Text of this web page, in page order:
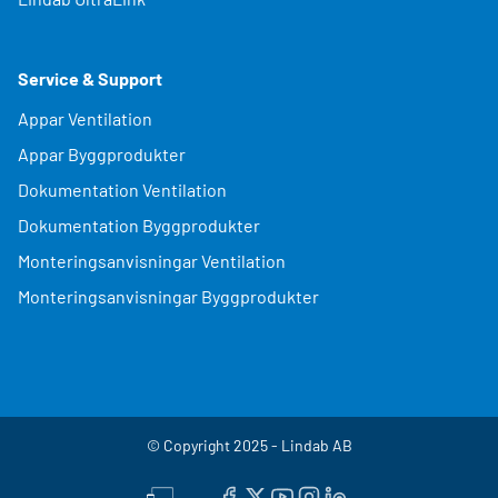
Service & Support
Appar Ventilation
Appar Byggprodukter
Dokumentation Ventilation
Dokumentation Byggprodukter
Monteringsanvisningar Ventilation
Monteringsanvisningar Byggprodukter
© Copyright 2025 - Lindab AB